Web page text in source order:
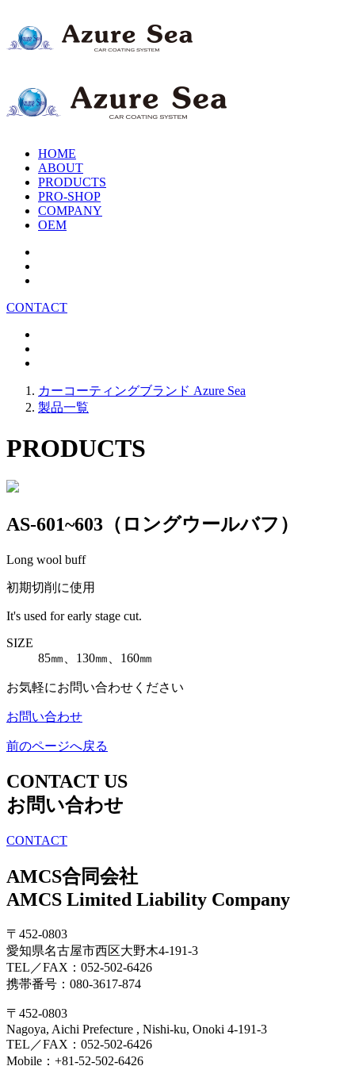
HOME
ABOUT
PRODUCTS
PRO-SHOP
COMPANY
OEM
CONTACT
カーコーティングブランド Azure Sea
製品一覧
PRODUCTS
AS-601~603（ロングウールバフ）
Long wool buff
初期切削に使用
It's used for early stage cut.
SIZE
85㎜、130㎜、160㎜
お気軽にお問い合わせください
お問い合わせ
前のページへ戻る
CONTACT US
お問い合わせ
CONTACT
AMCS合同会社
AMCS Limited Liability Company
〒452-0803
愛知県名古屋市西区大野木4-191-3
TEL／FAX：052-502-6426
携帯番号：080-3617-874
〒452-0803
Nagoya, Aichi Prefecture , Nishi-ku, Onoki 4-191-3
TEL／FAX：052-502-6426
Mobile：+81-52-502-6426